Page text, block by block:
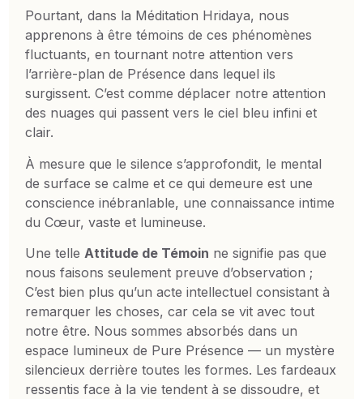
Pourtant, dans la Méditation Hridaya, nous
apprenons à être témoins de ces phénomènes
fluctuants, en tournant notre attention vers
l’arrière-plan de Présence dans lequel ils
surgissent. C’est comme déplacer notre attention
des nuages qui passent vers le ciel bleu infini et
clair.
À mesure que le silence s’approfondit, le mental
de surface se calme et ce qui demeure est une
conscience inébranlable, une connaissance intime
du Cœur, vaste et lumineuse.
Une telle Attitude de Témoin ne signifie pas que
nous faisons seulement preuve d’observation ;
C’est bien plus qu’un acte intellectuel consistant à
remarquer les choses, car cela se vit avec tout
notre être. Nous sommes absorbés dans un
espace lumineux de Pure Présence — un mystère
silencieux derrière toutes les formes. Les fardeaux
ressentis face à la vie tendent à se dissoudre, et